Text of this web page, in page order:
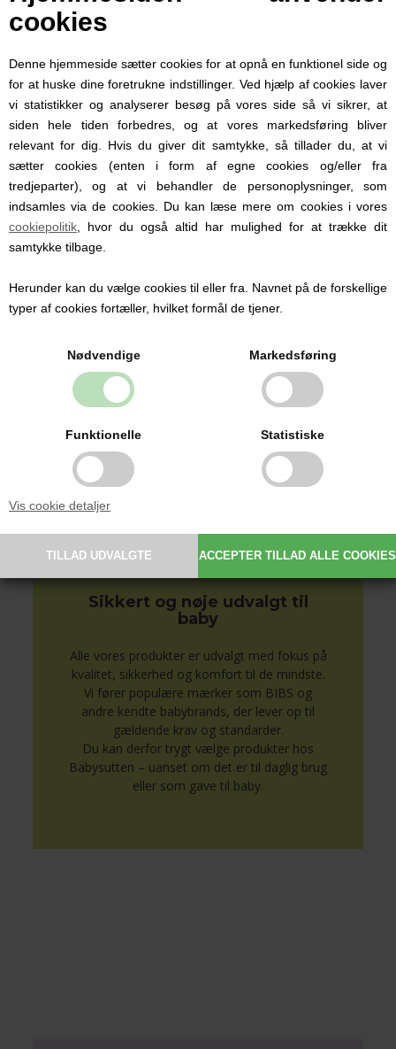
cookies
Denne hjemmeside sætter cookies for at opnå en funktionel side og
for at huske dine foretrukne indstillinger. Ved hjælp af cookies laver
vi statistikker og analyserer besøg på vores side så vi sikrer, at
siden hele tiden forbedres, og at vores markedsføring bliver
relevant for dig. Hvis du giver dit samtykke, så tillader du, at vi
sætter cookies (enten i form af egne cookies og/eller fra
tredjeparter), og at vi behandler de personoplysninger, som
indsamles via de cookies. Du kan læse mere om cookies i vores
cookiepolitik , hvor du også altid har mulighed for at trække dit
samtykke tilbage.
Herunder kan du vælge cookies til eller fra. Navnet på de forskellige
typer af cookies fortæller, hvilket formål de tjener.
Nødvendige Markedsføring
Funktionelle Statistiske
Vis cookie detaljer
nyfødte baby. Køb det så du er klar når
Sweatpants ligger i størrelse:
62 (3 måneder)
74 (9 måneder)
80 (12 måneder)
86 (18 måneder)
navn
personlige babyprodukter med navn. Vi
tilbyder blandt andet sutter med navn,
nusseklude og babytæpper, hvor du kan få
indgraveret eller broderet barnets navn og
Personlige produkter gør hverdagen
nemmere og er samtidig en oplagt gaveidé
til barsel, dåb og babyshower.
Se alle produkter med navn her
Sikkert og nøje udvalgt til
baby
Alle vores produkter er udvalgt med fokus på
kvalitet, sikkerhed og komfort til de mindste.
Vi fører populære mærker som BIBS og
andre kendte babybrands, der lever op til
gældende krav og standarder.
Du kan derfor trygt vælge produkter hos
Babysutten – uanset om det er til daglig brug
eller som gave til baby.